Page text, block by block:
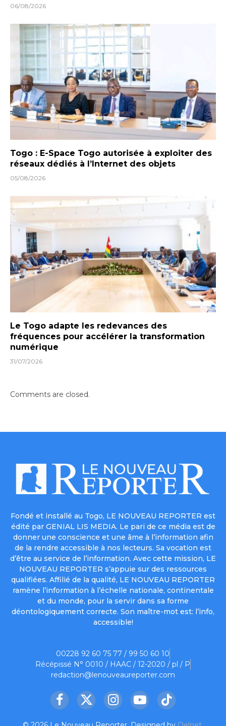
06/08/2026
Togo : E-Space Togo autorisée à exploiter des
réseaux dédiés à l’Internet des objets
05/08/2026
Le Togo adapte les redevances des
fréquences pour accélérer la transformation
numérique
31/07/2026
Comments are closed.
Fondé et installé au Togo, LE NOUVEAU REPORTER est
édité par GENIAL LIS MEDIA. Le pari de ce média est de
donner une conscience et une âme à l’information afin
de la rendre accessible à nos lecteurs. Sa vocation est
d’être au service de l’information. Avec cette mission, LE
NOUVEAU REPORTER s’appuie sur des ressources
qualifiées. Affilié de la qualité, LE NOUVEAU REPORTER
ramène l’information à l’échelle nationale, continentale
et du monde, pour la servir dans sa forme
déontologiquement correcte. Son maître-mot est: l’info,
accessible!
00228 92 60 75 77 / 99 50 60 10
Récépissé N° 0010 / HAAC / 12-2020 / pl / P
redaction@lenouveaureporter.com
Facebook
X
InstagramYouTubeTikTok